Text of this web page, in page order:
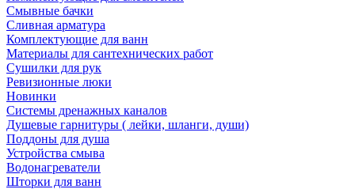
Смывные бачки
Сливная арматура
Комплектующие для ванн
Материалы для сантехнических работ
Сушилки для рук
Ревизионные люки
Новинки
Системы дренажных каналов
Душевые гарнитуры ( лейки, шланги, души)
Поддоны для душа
Устройства смыва
Водонагреватели
Шторки для ванн